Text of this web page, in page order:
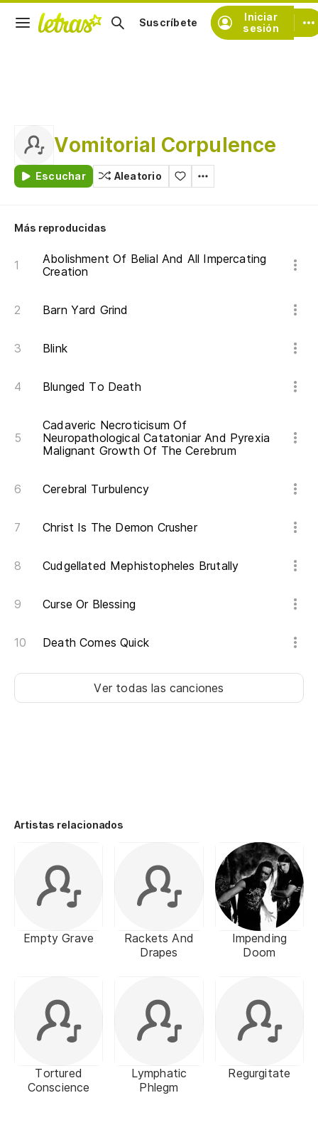
Iniciar
sesión
Suscríbete
Vomitorial Corpulence
Escuchar Aleatorio
Más reproducidas
Abolishment Of Belial And All Impercating
Creation
Barn Yard Grind
Blink
Blunged To Death
Cadaveric Necroticisum Of
Neuropathological Catatoniar And Pyrexia
Malignant Growth Of The Cerebrum
Cerebral Turbulency
Christ Is The Demon Crusher
Cudgellated Mephistopheles Brutally
Curse Or Blessing
Death Comes Quick
Ver todas las canciones
Artistas relacionados
Empty Grave
Rackets And
Drapes
Impending
Doom
Tortured
Conscience
Lymphatic
Phlegm
Regurgitate